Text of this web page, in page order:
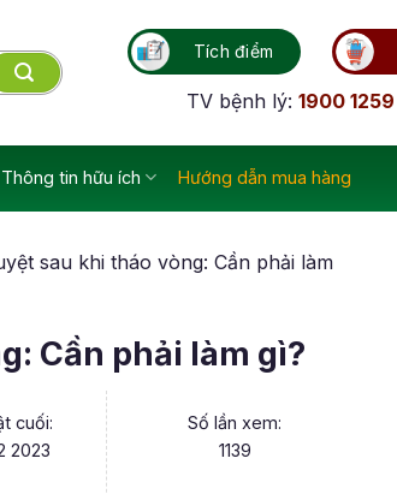
Tích điểm
TV bệnh lý: 1900 1259
Thông tin hữu ích Hướng dẫn mua hàng
sau khi tháo vòng: Cần phải làm
Cần phải làm gì?
cuối:
2023
Số lần xem:
1139